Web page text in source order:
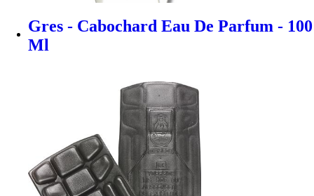
Gres - Cabochard Eau De Parfum - 100
Ml